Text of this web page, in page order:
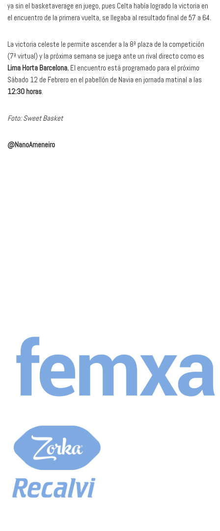
ya sin el basketaverage en juego, pues Celta había logrado la victoria en
el encuentro de la primera vuelta, se llegaba al resultado final de 57 a 64.
La victoria celeste le permite ascender a la 8ª plaza de la competición
(7ª virtual) y la próxima semana se juega ante un rival directo como es
Lima Horta Barcelona. El encuentro está programado para el próximo
Sábado 12 de Febrero en el pabellón de Navia en jornada matinal a las
12:30 horas
Foto: Sweet Basket
@NanoAmeneiro